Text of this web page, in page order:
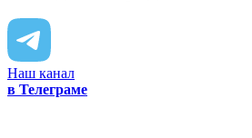
Наш канал
в Телеграме